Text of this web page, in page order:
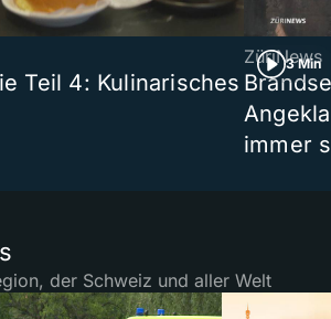
Teil 4: Kulinarisches
3 Min
ZüriNews
immer
der Schweiz und aller Welt